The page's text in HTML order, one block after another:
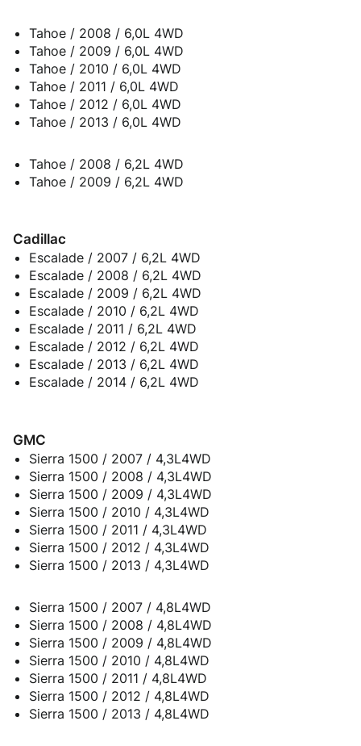
Tahoe / 2008 / 6,0L 4WD
Tahoe / 2009 / 6,0L 4WD
Tahoe / 2010 / 6,0L 4WD
Tahoe / 2011 / 6,0L 4WD
Tahoe / 2012 / 6,0L 4WD
Tahoe / 2013 / 6,0L 4WD
Tahoe / 2008 / 6,2L 4WD
Tahoe / 2009 / 6,2L 4WD
Cadillac
Escalade / 2007 / 6,2L 4WD
Escalade / 2008 / 6,2L 4WD
Escalade / 2009 / 6,2L 4WD
Escalade / 2010 / 6,2L 4WD
Escalade / 2011 / 6,2L 4WD
Escalade / 2012 / 6,2L 4WD
Escalade / 2013 / 6,2L 4WD
Escalade / 2014 / 6,2L 4WD
GMC
Sierra 1500 / 2007 / 4,3L4WD
Sierra 1500 / 2008 / 4,3L4WD
Sierra 1500 / 2009 / 4,3L4WD
Sierra 1500 / 2010 / 4,3L4WD
Sierra 1500 / 2011 / 4,3L4WD
Sierra 1500 / 2012 / 4,3L4WD
Sierra 1500 / 2013 / 4,3L4WD
Sierra 1500 / 2007 / 4,8L4WD
Sierra 1500 / 2008 / 4,8L4WD
Sierra 1500 / 2009 / 4,8L4WD
Sierra 1500 / 2010 / 4,8L4WD
Sierra 1500 / 2011 / 4,8L4WD
Sierra 1500 / 2012 / 4,8L4WD
Sierra 1500 / 2013 / 4,8L4WD